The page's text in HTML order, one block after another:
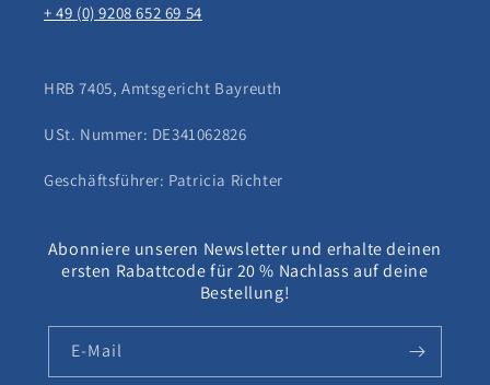
+ 49 (0) 9208 652 69 54
HRB 7405, Amtsgericht Bayreuth
USt. Nummer: DE341062826
Geschäftsführer: Patricia Richter
Abonniere unseren Newsletter und erhalte deinen
ersten Rabattcode für 20 % Nachlass auf deine
Bestellung!
E-Mail